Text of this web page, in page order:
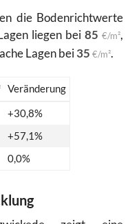
die Bodenrichtwerte
liegen bei 85 €/m²,
Lagen bei35 €/m².
Veränderung
+30,8%
+57,1%
0,0%